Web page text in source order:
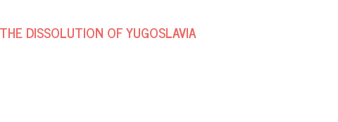
DISSOLUTION OF YUGOSLAVIA